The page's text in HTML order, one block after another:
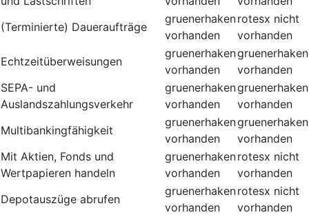
(Terminierte) Daueraufträge
gruenerhaken
vorhanden
rotesx nicht
vorhanden
Echtzeitüberweisungen
gruenerhaken
vorhanden
gruenerhaken
vorhanden
SEPA- und
Auslandszahlungsverkehr
gruenerhaken
vorhanden
gruenerhaken
vorhanden
Multibankingfähigkeit
gruenerhaken
vorhanden
gruenerhaken
vorhanden
Mit Aktien, Fonds und
Wertpapieren handeln
gruenerhaken
vorhanden
rotesx nicht
vorhanden
Depotauszüge abrufen
gruenerhaken
vorhanden
rotesx nicht
vorhanden